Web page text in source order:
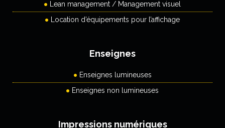
Lean management / Management visuel
Location d’équipements pour l’affichage
Enseignes
Enseignes lumineuses
Enseignes non lumineuses
Impressions numériques